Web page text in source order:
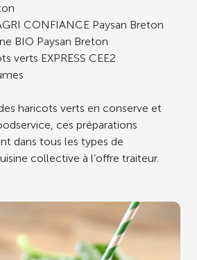
CONFIANCE Paysan Breton
BIO Paysan Breton
verts EXPRESS CEE2
haricots verts en conserve et
ces préparations
dans tous les types de
collective à l’offre traiteur.